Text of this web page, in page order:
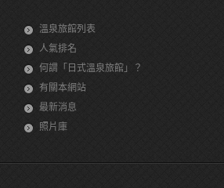
溫泉旅館列表
人氣排名
何謂「日式溫泉旅館」？
有關本網站
最新消息
照片庫